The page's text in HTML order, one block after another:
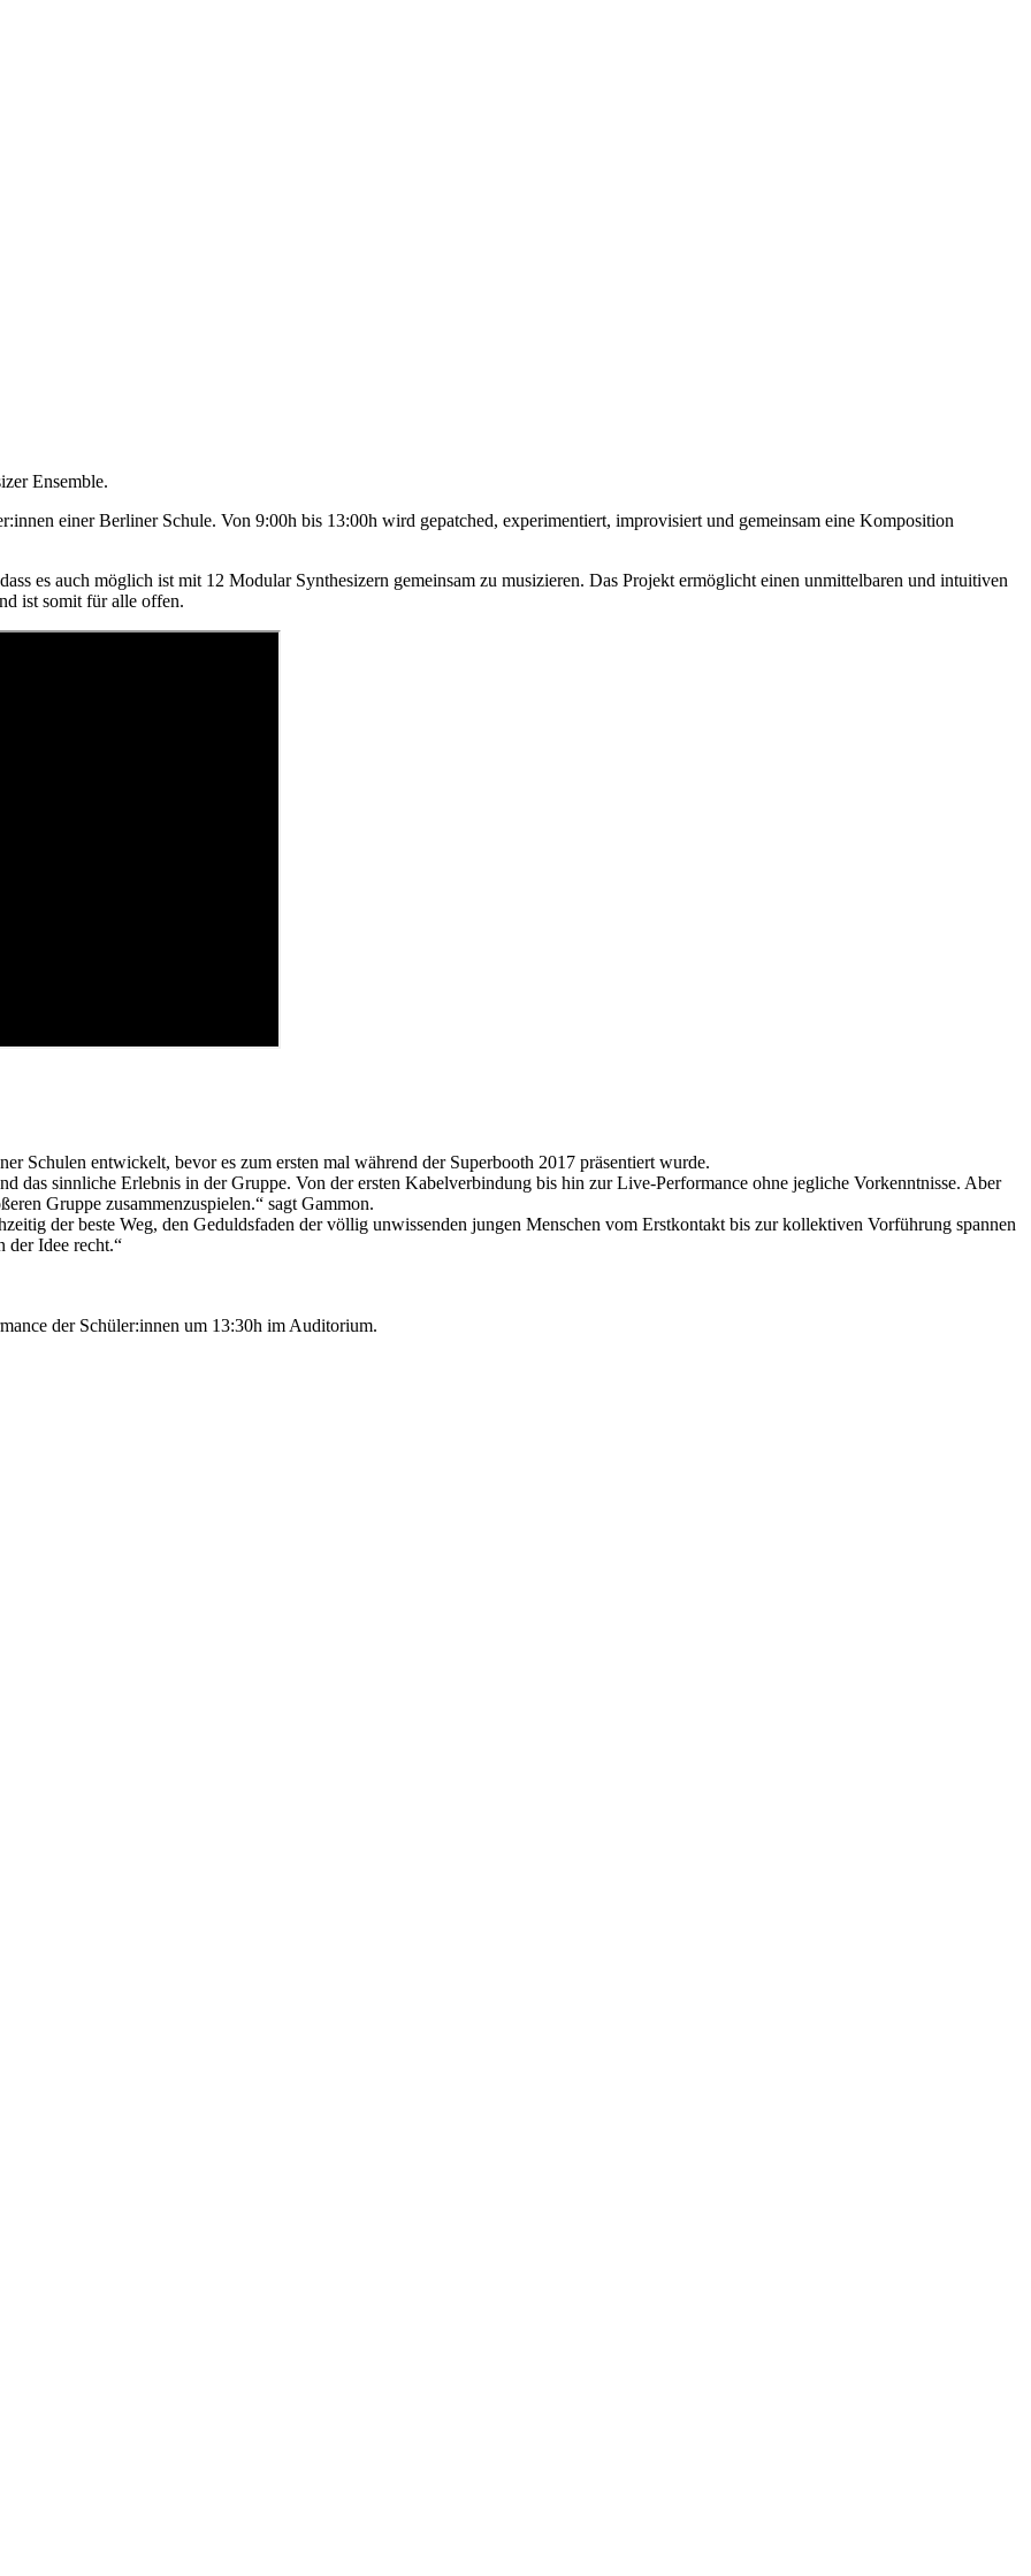
Ensemble.
einer Berliner Schule. Von 9:00h bis 13:00h wird gepatched, experimentiert, improvisiert und gemeinsam eine Komposition
auch möglich ist mit 12 Modular Synthesizern gemeinsam zu musizieren. Das Projekt ermöglicht einen unmittelbaren und intuitiven
ist somit für alle offen.
Schulen entwickelt, bevor es zum ersten mal während der Superbooth 2017 präsentiert wurde.
das sinnliche Erlebnis in der Gruppe. Von der ersten Kabelverbindung bis hin zur Live-Performance ohne jegliche Vorkenntnisse. Aber
Gruppe zusammenzuspielen.“ sagt Gammon.
der beste Weg, den Geduldsfaden der völlig unwissenden jungen Menschen vom Erstkontakt bis zur kollektiven Vorführung spannen
der Idee recht.“
der Schüler:innen um 13:30h im Auditorium.